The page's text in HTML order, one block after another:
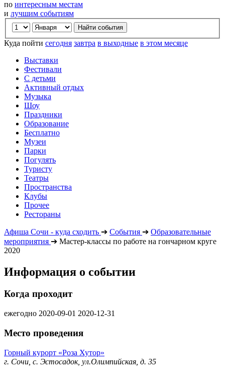
по интересным местам
и лучшим событиям
Куда пойти сегодня завтра в выходные в этом месяце
Выставки
Фестивали
С детьми
Активный отдых
Музыка
Шоу
Праздники
Образование
Бесплатно
Музеи
Парки
Погулять
Туристу
Театры
Пространства
Клубы
Прочее
Рестораны
Афиша Сочи - куда сходить ➔ События ➔ Образовательные
мероприятия ➔ Мастер-классы по работе на гончарном круге
2020
Информация о событии
Когда проходит
ежегодно 2020-09-01 2020-12-31
Место проведения
Горный курорт «Роза Хутор»
г. Сочи, с. Эстосадок, ул.Олимпийская, д. 35